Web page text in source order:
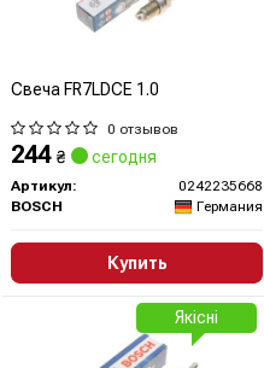
Свеча FR7LDCE 1.0
0 отзывов
244 ₴ сегодня
Артикул:
0242235668
BOSCH
Германия
Купить
Якісні